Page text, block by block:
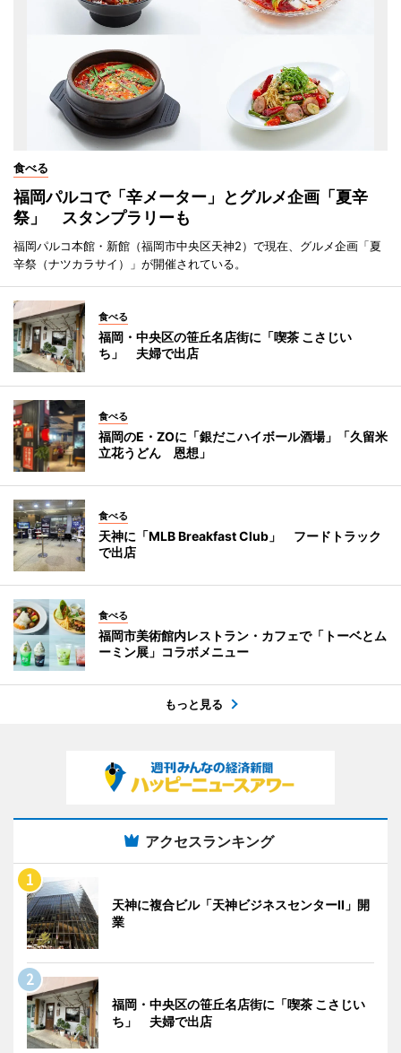
食べる
福岡パルコで「辛メーター」とグルメ企画「夏辛
祭」 スタンプラリーも
福岡パルコ本館・新館（福岡市中央区天神2）で現在、グルメ企画「夏
辛祭（ナツカラサイ）」が開催されている。
食べる
福岡・中央区の笹丘名店街に「喫茶 こさじい
ち」 夫婦で出店
食べる
福岡のE・ZOに「銀だこハイボール酒場」「久留米
立花うどん 恩想」
食べる
天神に「MLB Breakfast Club」 フードトラック
で出店
食べる
福岡市美術館内レストラン・カフェで「トーベとム
ーミン展」コラボメニュー
もっと見る
アクセスランキング
天神に複合ビル「天神ビジネスセンターII」開
業
福岡・中央区の笹丘名店街に「喫茶 こさじい
ち」 夫婦で出店